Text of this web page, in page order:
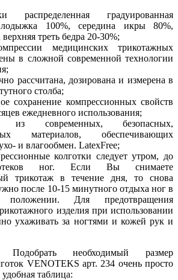
распределенная градуированная
лодыжка 100%, середина икры 80%,
треть бедра 20-30%;
медицинских трикотажных
в сложной современной технологии
рассчитана, дозирована и измерена в
столба;
сохранение компрессионных свойств
ежедневного использования;
из современных, безопасных,
материалов, обеспечивающих
и влагообмен. LatexFree;
колготки следует утром, до
ног. Если Вы снимаете
трикотаж в течение дня, то снова
после 10-15 минутного отдыха ног в
положении. Для предотвращения
изделия при использовании
ухаживать за ногтями и кожей рук и
Подобрать необходимый размер
VENOTEKS арт. 234 очень просто
таблица: